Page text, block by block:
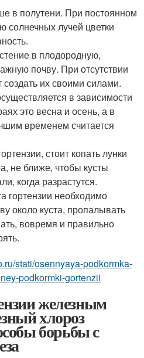
в полутени. При постоянном
солнечных лучей цветки
в плодородную,
почву. При отсутствии
их своими силами.
в зависимости
это весна и осень, а в
временем считается
стоит копать лунки
не ближе, чтобы кусты
когда разрастутся.
гортензии необходимо
около куста, пропалывать
вовремя и правильно
stati/osennyaya-podkormka-
podkormki-gortenzii
железным
хлороз
борьбы с